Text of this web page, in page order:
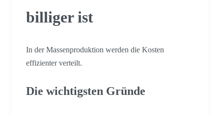
billiger ist
In der Massenproduktion werden die Kosten
effizienter verteilt.
Die wichtigsten Gründe